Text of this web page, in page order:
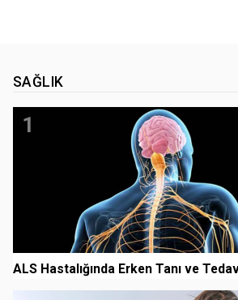
SAĞLIK
1
ALS Hastalığında Erken Tanı ve